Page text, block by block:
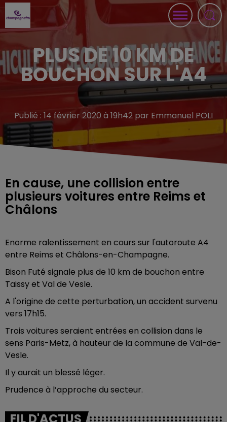
PLUS DE 10 KM DE
BOUCHON SUR L'A4
Publié : 14 février 2020 à 19h42 par Emmanuel POLI
En cause, une collision entre
plusieurs voitures entre Reims et
Châlons
Enorme ralentissement en cours sur l'autoroute A4
entre Reims et Châlons-en-Champagne.
Bison Futé signale plus de 10 km de bouchon entre
Taissy et Val de Vesle.
A l'origine de cette perturbation, un accident survenu
vers 17h15.
Trois voitures seraient entrées en collision dans le
sens Paris-Metz, à hauteur de la commune de Val-de-
Vesle.
Il y aurait un blessé léger.
Prudence à l’approche du secteur.